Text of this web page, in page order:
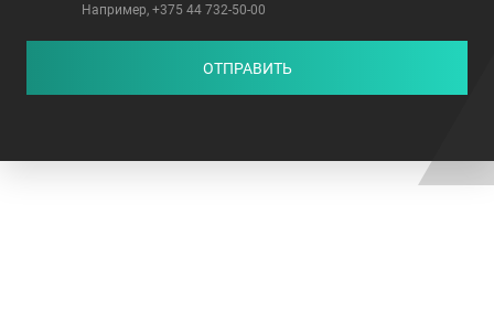
Например, +375 44 732-50-00
ОТПРАВИТЬ